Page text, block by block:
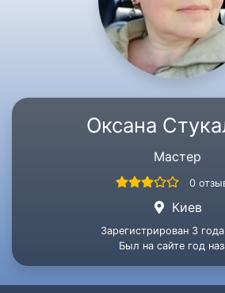
Оксана
Мастер
0
Киев
Зарегистрирован 3
Был на сайте год